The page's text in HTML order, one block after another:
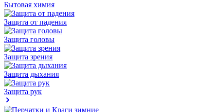
Бытовая химия
Защита от падения
Защита головы
Защита зрения
Защита дыхания
Защита рук